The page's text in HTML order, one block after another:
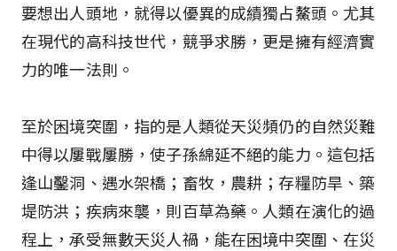
要想出人頭地，就得以優異的成績獨占鰲頭。尤其
在現代的高科技世代，競爭求勝，更是擁有經濟實
力的唯一法則。
至於困境突圍，指的是人類從天災頻仍的自然災難
中得以屢戰屢勝，使子孫綿延不絕的能力。這包括
逢山鑿洞、遇水架橋；畜牧，農耕；存糧防旱、築
堤防洪；疾病來襲，則百草為藥。人類在演化的過
程上，承受無數天災人禍，能在困境中突圍、在災